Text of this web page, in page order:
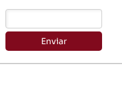
Enviar